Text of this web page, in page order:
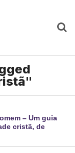
– Um guia
cristã, de